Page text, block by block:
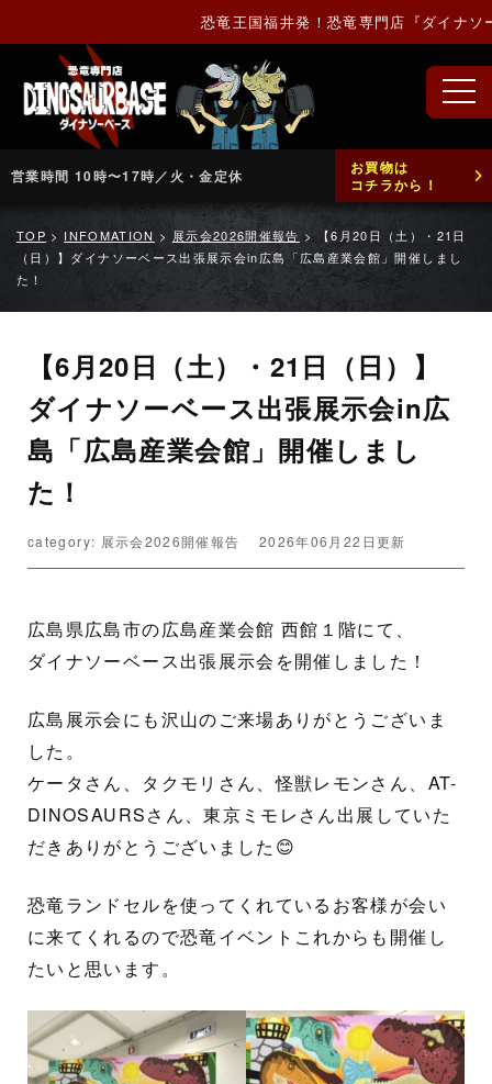
恐竜王国福井発！恐竜専門店『ダイナソー
営業時間 10時〜17時／火・金定休
お買物は
コチラから！
TOP > INFOMATION > 展示会2026開催報告 >
【6月20日（土）・21日
（日）】ダイナソーベース出張展示会in広島「広島産業会館」開催しまし
た！
【6月20日（土）・21日（日）】
ダイナソーベース出張展示会in広
島「広島産業会館」開催しまし
た！
category: 展示会2026開催報告 2026年06月22日更新
広島県広島市の広島産業会館 西館１階にて、
ダイナソーベース出張展示会を開催しました！
広島展示会にも沢山のご来場ありがとうございま
した。
ケータさん、タクモリさん、怪獣レモンさん、AT-
DINOSAURSさん、東京ミモレさん出展していた
だきありがとうございました😊
恐竜ランドセルを使ってくれているお客様が会い
に来てくれるので恐竜イベントこれからも開催し
たいと思います。